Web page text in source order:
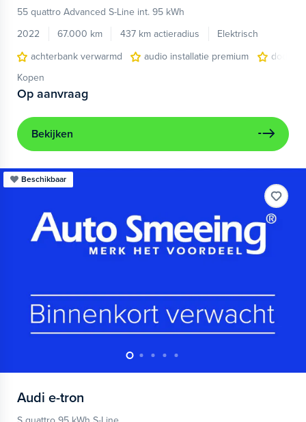
55 quattro Advanced S-Line int. 95 kWh
2022
67.000 km 437 km actieradius
Elektrisch
achterbank verwarmd
audio installatie premium
Kopen
Op aanvraag
Bekijken
Beschikbaar
Audi e-tron